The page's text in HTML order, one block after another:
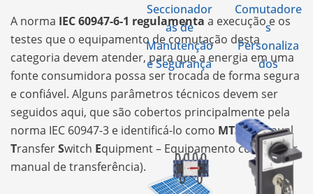
Seccionador
as de
Manutenção
e Segurança
Comutadore
s
Personaliza
dos
A norma IEC 60947-6-1 regulamenta a execução e os
testes que o equipamento de comutação desta
categoria devem atender, para que a energia em uma
fonte consumidora possa ser trocada de forma segura
e confiável. Alguns parâmetros técnicos devem ser
seguidos aqui, que são cobertos principalmente pela
norma IEC 60947-3 e identificá-lo como MTSE(Manual
TransferSwitch Equipment – Equipamento comutador
manual de transferência).